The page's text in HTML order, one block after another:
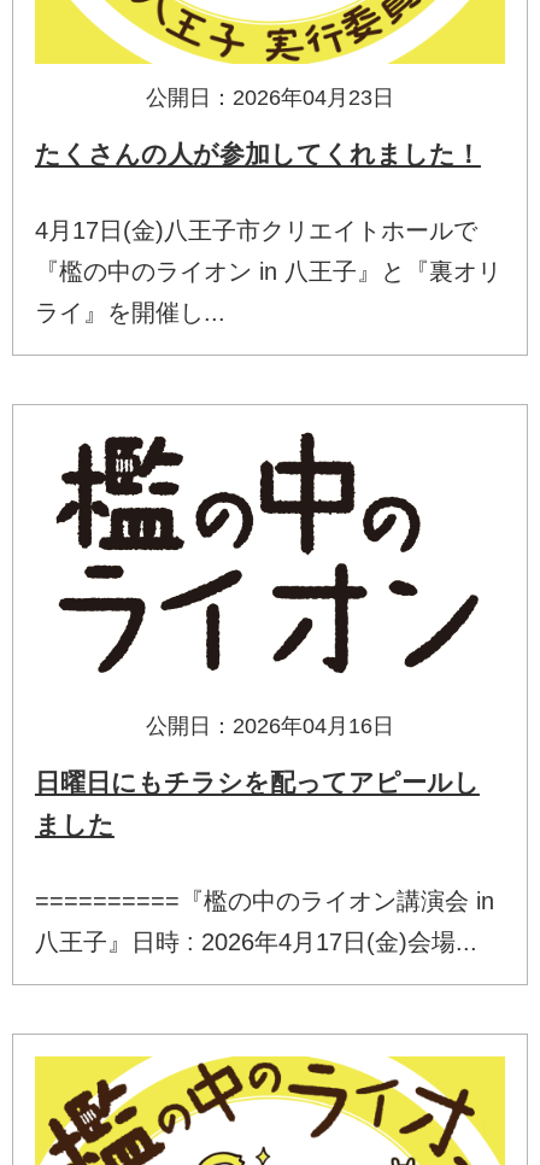
公開日：2026年04月23日
たくさんの人が参加してくれました！
4月17日(金)八王子市クリエイトホールで
『檻の中のライオン in 八王子』と『裏オリ
ライ』を開催し...
公開日：2026年04月16日
日曜日にもチラシを配ってアピールし
ました
==========『檻の中のライオン講演会 in
八王子』日時 : 2026年4月17日(金)会場...